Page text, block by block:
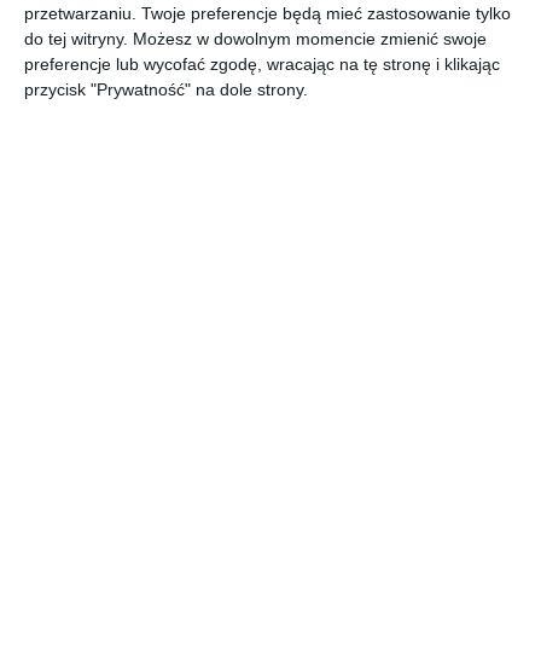
przetwarzaniu. Twoje preferencje będą mieć zastosowanie tylko
do tej witryny. Możesz w dowolnym momencie zmienić swoje
preferencje lub wycofać zgodę, wracając na tę stronę i klikając
przycisk "Prywatność" na dole strony.
[ e-book ]
Ucieczka
David Baldacci
Odkupieni
e
Towar
David Baldacci
[ książka, e-book ]
Dzień